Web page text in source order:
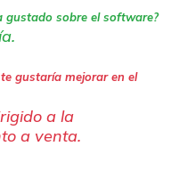
gustado sobre el software?
gustaría mejorar en el
a la
a venta.